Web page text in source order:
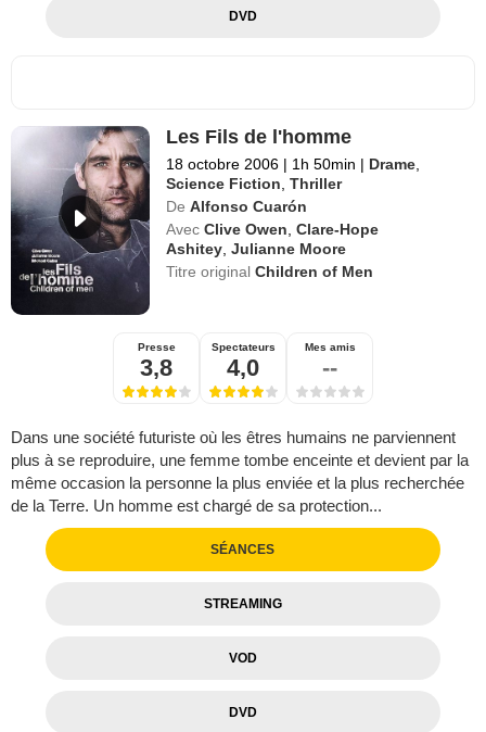
DVD
Les Fils de l'homme
18 octobre 2006 | 1h 50min | Drame
Science Fiction ,Thriller
De Alfonso Cuarón
Avec Clive Owen ,Clare-Hope
Ashitey ,Julianne Moore
Titre originalChildren of Men
Presse
3,8
Spectateurs
4,0
Mes amis
--
Dans une société futuriste où les êtres humains ne parviennent
plus à se reproduire, une femme tombe enceinte et devient par la
même occasion la personne la plus enviée et la plus recherchée
de la Terre. Un homme est chargé de sa protection...
SÉANCES
STREAMING
VOD
DVD